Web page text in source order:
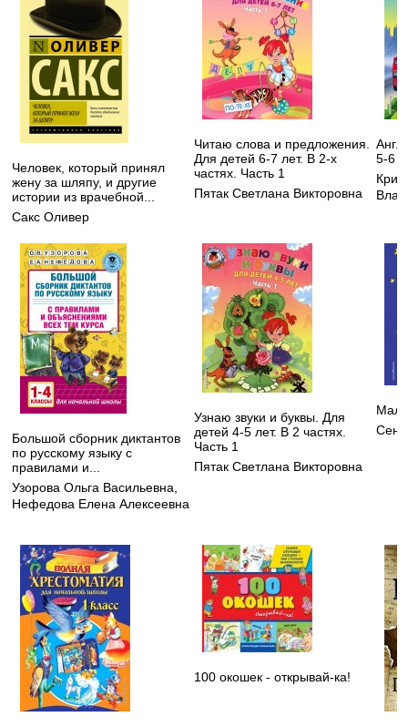
Человек, который принял
жену за шляпу, и другие
истории из врачебной...
Сакс Оливер
Читаю слова и предложения.
Для детей 6-7 лет. В 2-х
частях. Часть 1
Пятак Светлана Викторовна
5-6
Большой сборник диктантов
по русскому языку с
правилами и...
Узорова Ольга Васильевна
Нефедова Елена Алексеевна
Узнаю звуки и буквы. Для
детей 4-5 лет. В 2 частях.
Часть 1
Пятак Светлана Викторовна
100 окошек - открывай-ка!